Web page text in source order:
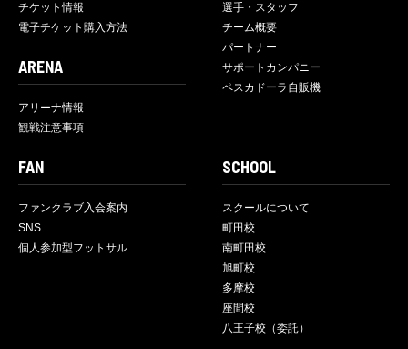
チケット情報
電子チケット購入方法
ARENA
アリーナ情報
観戦注意事項
選手・スタッフ
チーム概要
パートナー
サポートカンパニー
ペスカドーラ自販機
FAN
ファンクラブ入会案内
SNS
個人参加型フットサル
SCHOOL
スクールについて
町田校
南町田校
旭町校
多摩校
座間校
八王子校（委託）